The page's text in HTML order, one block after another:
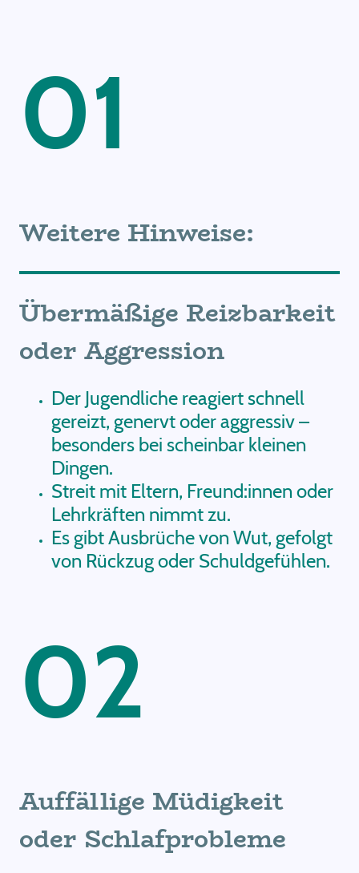
01
Weitere Hinweise:
Übermäßige Reizbarkeit
oder Aggression
Der Jugendliche reagiert schnell
gereizt, genervt oder aggressiv –
besonders bei scheinbar kleinen
Dingen.
Streit mit Eltern, Freund:innen oder
Lehrkräften nimmt zu.
Es gibt Ausbrüche von Wut, gefolgt
von Rückzug oder Schuldgefühlen.
02
Auffällige Müdigkeit
oder Schlafprobleme